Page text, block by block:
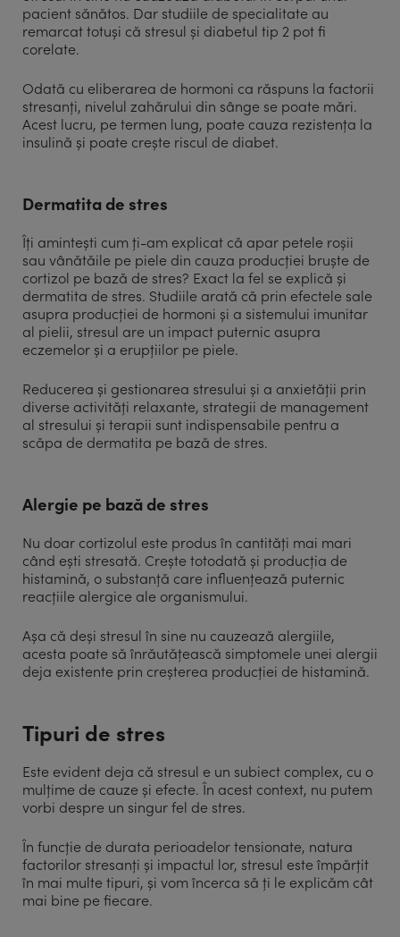
pacient sănătos. Dar studiile de specialitate au
remarcat totuși că stresul și diabetul tip 2 pot fi
corelate.
Odată cu eliberarea de hormoni ca răspuns la factorii
stresanți, nivelul zahărului din sânge se poate mări.
Acest lucru, pe termen lung, poate cauza rezistența la
insulină și poate crește riscul de diabet.
Dermatita de stres
Îți amintești cum ți-am explicat că apar petele roșii
sau vânătăile pe piele din cauza producției bruște de
cortizol pe bază de stres? Exact la fel se explică și
dermatita de stres. Studiile arată că prin efectele sale
asupra producției de hormoni și a sistemului imunitar
al pielii, stresul are un impact puternic asupra
eczemelor și a erupțiilor pe piele.
Reducerea și gestionarea stresului și a anxietății prin
diverse activități relaxante, strategii de management
al stresului și terapii sunt indispensabile pentru a
scăpa de dermatita pe bază de stres.
Alergie pe bază de stres
Nu doar cortizolul este produs în cantități mai mari
când ești stresată. Crește totodată și producția de
histamină, o substanță care influențează puternic
reacțiile alergice ale organismului.
Așa că deși stresul în sine nu cauzează alergiile,
acesta poate să înrăutățească simptomele unei alergii
deja existente prin creșterea producției de histamină.
Tipuri de stres
Este evident deja că stresul e un subiect complex, cu o
mulțime de cauze și efecte. În acest context, nu putem
vorbi despre un singur fel de stres.
În funcție de durata perioadelor tensionate, natura
factorilor stresanți și impactul lor, stresul este împărțit
în mai multe tipuri, și vom încerca să ți le explicăm cât
mai bine pe fiecare.